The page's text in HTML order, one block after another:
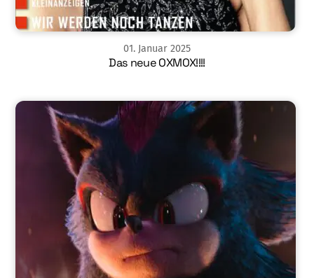
01. Januar 2025
Das neue OXMOX!!!!